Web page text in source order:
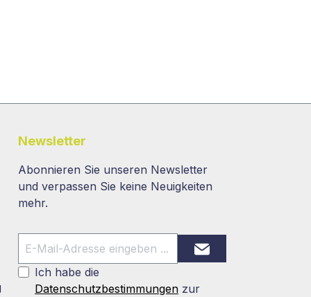
Newsletter
Abonnieren Sie unseren Newsletter
und verpassen Sie keine Neuigkeiten
mehr.
Ich habe die
Datenschutzbestimmungen zur